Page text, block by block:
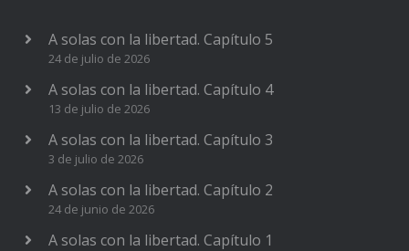
A solas con la libertad. Capítulo 5
24 de julio de 2026
A solas con la libertad. Capítulo 4
13 de julio de 2026
A solas con la libertad. Capítulo 3
3 de julio de 2026
A solas con la libertad. Capítulo 2
24 de junio de 2026
A solas con la libertad. Capítulo 1